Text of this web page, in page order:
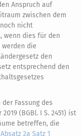
Anspruch auf
zwischen dem
noch nicht
wenn dies für den
werden die
den
entsprechend den
der Fassung des
(BGBl. I S. 2451) ist
betreffen, die
2a Satz 1